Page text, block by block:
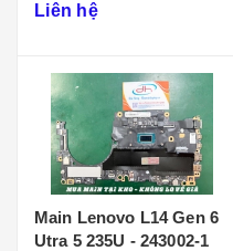
Liên hệ
Main Lenovo L14 Gen 6
Utra 5 235U - 243002-1